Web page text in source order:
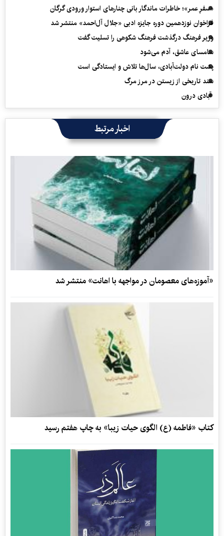
«سفرِ عمر»؛ خاطرات ماندگار بانی چنارهای استوار ورودی گرگان
فراخوان نوزدهمین دوره جایزه ادبی «جلال آل‌احمد» منتشر شد
وزیر فرهنگ درگذشت فرهنگ شکوهی را تسلیت گفت
سامسای عاشق، آدم می‌شود
پشت نام دولت‌آبادی، سال‌ها تلاش و ایستادگی است
سند تاریخی از زیستن در مرز مرگ
آبادی درون
اخبار مرتبط
«آموزه‌های معصومان در مواجهه با اهانت» منتشر شد
کتاب «فاطمه (ع) الگوی حیات زیبا» به چاپ هفتم رسید